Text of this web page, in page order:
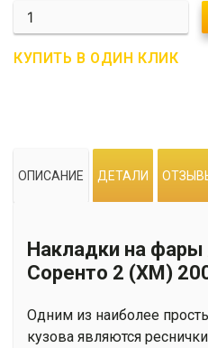
Количество
G01-
0002
Киа
(ХМ)
2009-
КУПИТЬ В ОДИН КЛИК
ОПИСАНИЕ ДЕТАЛИ
Накладки на фары
Соренто 2 (ХМ)
Одним из наиболее
кузова являются реснички